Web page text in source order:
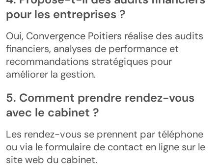
pour les entreprises ?
Oui, Convergence Poitiers réalise des audits
financiers, analyses de performance et
recommandations stratégiques pour
améliorer la gestion.
5. Comment prendre rendez-vous
avec le cabinet ?
Les rendez-vous se prennent par téléphone
ou via le formulaire de contact en ligne sur le
site web du cabinet.